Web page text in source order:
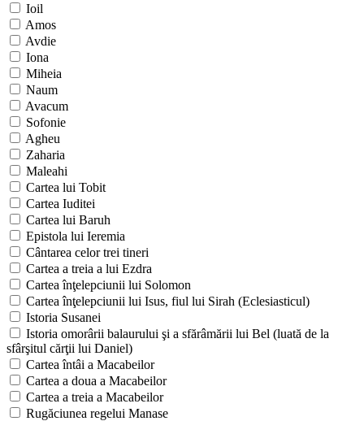
Ioil
Amos
Avdie
Iona
Miheia
Naum
Avacum
Sofonie
Agheu
Zaharia
Maleahi
Cartea lui Tobit
Cartea Iuditei
Cartea lui Baruh
Epistola lui Ieremia
Cântarea celor trei tineri
Cartea a treia a lui Ezdra
Cartea înţelepciunii lui Solomon
Cartea înţelepciunii lui Isus, fiul lui Sirah (Eclesiasticul)
Istoria Susanei
Istoria omorârii balaurului şi a sfărâmării lui Bel (luată de la
sfârşitul cărţii lui Daniel)
Cartea întâi a Macabeilor
Cartea a doua a Macabeilor
Cartea a treia a Macabeilor
Rugăciunea regelui Manase